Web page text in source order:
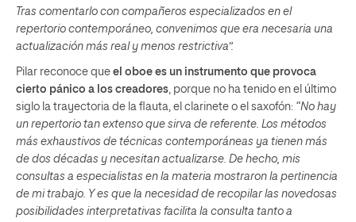
Tras comentarlo con compañeros especializados en el
repertorio contemporáneo, convenimos que era necesaria una
actualización más real y menos restrictiva”.
Pilar reconoce que el oboe es un instrumento que provoca
cierto pánico a los creadores, porque no ha tenido en el último
siglo la trayectoria de la flauta, el clarinete o el saxofón: “No hay
un repertorio tan extenso que sirva de referente. Los métodos
más exhaustivos de técnicas contemporáneas ya tienen más
de dos décadas y necesitan actualizarse. De hecho, mis
consultas a especialistas en la materia mostraron la pertinencia
de mi trabajo. Y es que la necesidad de recopilar las novedosas
posibilidades interpretativas facilita la consulta tanto a